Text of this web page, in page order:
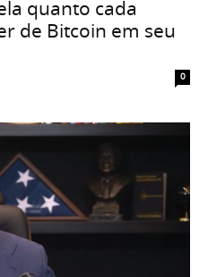
quanto cada
de Bitcoin em seu
0